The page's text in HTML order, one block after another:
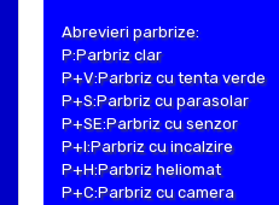
Abrevieri parbrize:
P:Parbriz clar
P+V:Parbriz cu tenta verde
P+S:Parbriz cu parasolar
P+SE:Parbriz cu senzor
P+I:Parbriz cu incalzire
P+H:Parbriz heliomat
P+C:Parbriz cu camera